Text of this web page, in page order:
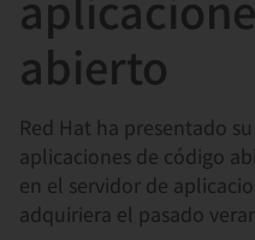
abierto
Red Hat ha presentado
aplicaciones de código
en el servidor de
adquiriera el pasado